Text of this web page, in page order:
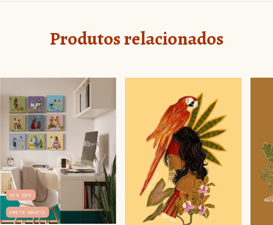
Produtos relacionados
10 % OFF
FRETE GRÁTIS